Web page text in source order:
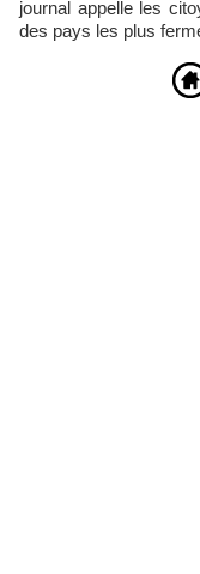
journal appelle les
des pays les plus